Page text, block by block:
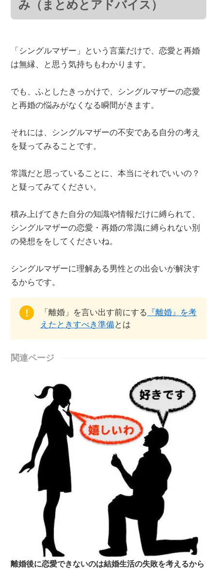
み（まとめとアドバイス）
「シングルマザー」という言葉だけで、恋愛と再婚
は無縁、と思う気持ちもわかります。
でも、ふとしたきっかけで、シングルマザーの恋愛
と再婚の悩みがなくなる瞬間がきます。
それには、シングルマザーの不安である自分の考え
を疑ってみることです。
常識だと思っていることに、本当にそれでいいの？
と疑ってみてください。
積み上げてきた自分の知識や情報だけに縛られて、
シングルマザーの恋愛・再婚の常識に縛られない別
の発想ををしてくださいね。
シングルマザーに理解ある男性との出会いが解決す
るからです。
「離婚」を言い出す前にする 『離婚』を考
えたときすべき準備とは
関連ページ
離婚後に恋愛できないのは結婚生活の失敗を考えるから